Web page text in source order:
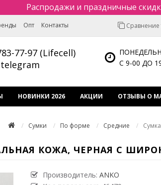
Распродажи и праздничные
Опт Контакты Сравнение
77-97 (Lifecell)
С 9-00 ДО
НОВИНКИ 2026 АКЦИИ ОТЗЫВЫ О
Сумки По форме Средние
КОЖА, ЧЕРНАЯ С
Производитель: ANKO